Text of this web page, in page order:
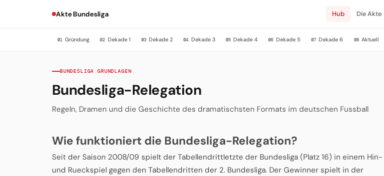
Akte Bundesliga Hub Die Akte
01 Gründung 02 Dekade 1 03 Dekade 2 04 Dekade 3 05 Dekade 4 06 Dekade 5 07 Dekade 6 08 Aktuell
BUNDESLIGA GRUNDLAGEN
Bundesliga-Relegation
Regeln, Dramen und die Geschichte des dramatischsten Formats im deutschen Fussball
Wie funktioniert die Bundesliga-Relegation?
Seit der Saison 2008/09 spielt der Tabellendrittletzte der Bundesliga (Platz 16) in einem Hin-
und Rueckspiel gegen den Tabellendritten der 2. Bundesliga. Der Gewinner spielt in der